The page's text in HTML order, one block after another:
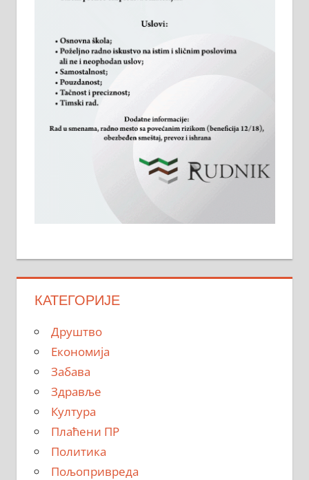
КАТЕГОРИЈЕ
Друштво
Економија
Забава
Здравље
Култура
Плаћени ПР
Политика
Пољопривреда